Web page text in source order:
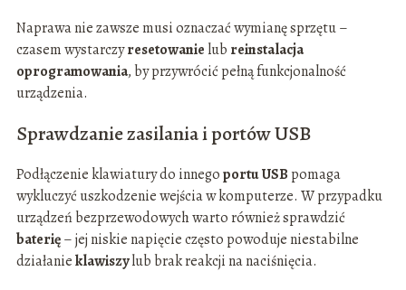
Naprawa nie zawsze musi oznaczać wymianę sprzętu –
czasem wystarczyresetowanie lub reinstalacja
oprogramowania, by przywrócić pełną funkcjonalność
urządzenia.
Sprawdzanie zasilania i portów USB
Podłączenie klawiatury do innegoportu USB pomaga
wykluczyć uszkodzenie wejścia w komputerze. W przypadku
urządzeń bezprzewodowych warto również sprawdzić
baterię– jej niskie napięcie często powoduje niestabilne
działanieklawiszylub brak reakcji na naciśnięcia.